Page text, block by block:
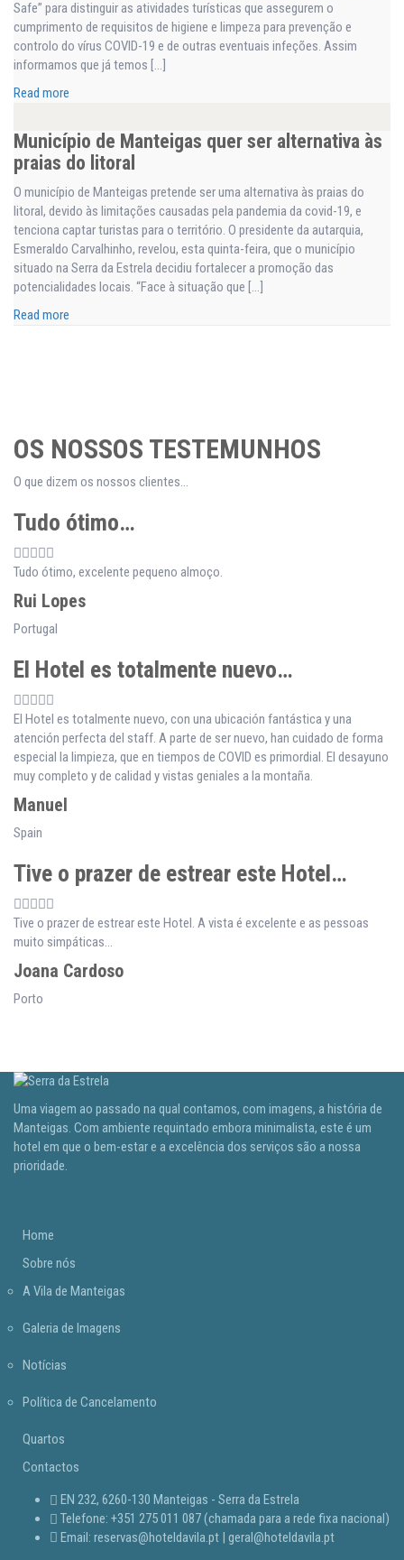
Safe” para distinguir as atividades turísticas que assegurem o
cumprimento de requisitos de higiene e limpeza para prevenção e
controlo do vírus COVID-19 e de outras eventuais infeções. Assim
informamos que já temos […]
Read more
Município de Manteigas quer ser alternativa às
praias do litoral
O município de Manteigas pretende ser uma alternativa às praias do
litoral, devido às limitações causadas pela pandemia da covid-19, e
tenciona captar turistas para o território. O presidente da autarquia,
Esmeraldo Carvalhinho, revelou, esta quinta-feira, que o município
situado na Serra da Estrela decidiu fortalecer a promoção das
potencialidades locais. “Face à situação que […]
Read more
OS NOSSOS TESTEMUNHOS
O que dizem os nossos clientes...
Tudo ótimo…
Tudo ótimo, excelente pequeno almoço.
Rui Lopes
Portugal
El Hotel es totalmente nuevo…
El Hotel es totalmente nuevo, con una ubicación fantástica y una
atención perfecta del staff. A parte de ser nuevo, han cuidado de forma
especial la limpieza, que en tiempos de COVID es primordial. El desayuno
muy completo y de calidad y vistas geniales a la montaña.
Manuel
Spain
Tive o prazer de estrear este Hotel…
Tive o prazer de estrear este Hotel. A vista é excelente e as pessoas
muito simpáticas...
Joana Cardoso
Porto
Uma viagem ao passado na qual contamos, com imagens, a história de
Manteigas. Com ambiente requintado embora minimalista, este é um
hotel em que o bem-estar e a excelência dos serviços são a nossa
prioridade.
Home
Sobre nós
A Vila de Manteigas
Galeria de Imagens
Notícias
Política de Cancelamento
Quartos
Contactos
EN 232, 6260-130 Manteigas - Serra da Estrela
Telefone: +351 275 011 087 (chamada para a rede fixa nacional)
Email: reservas@hoteldavila.pt | geral@hoteldavila.pt